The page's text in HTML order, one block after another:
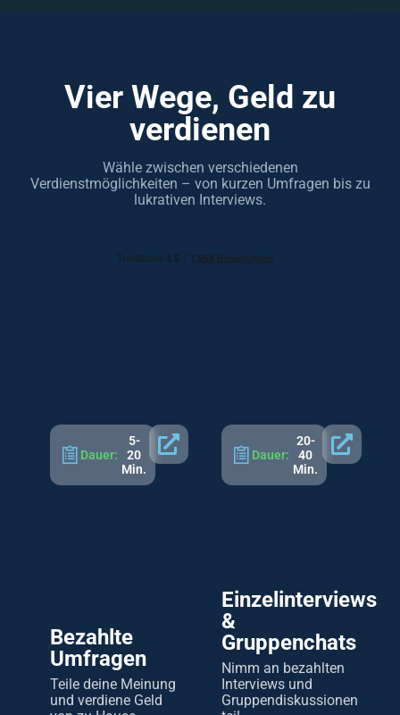
Vier Wege, Geld zu
verdienen
Wähle zwischen verschiedenen
Verdienstmöglichkeiten – von kurzen Umfragen bis zu
lukrativen Interviews.
Dauer:
5-
20
Min.
Bezahlte
Umfragen
Teile deine Meinung
und verdiene Geld
Dauer:
20-
40
Min.
Einzelinterviews
&
Gruppenchats
Nimm an bezahlten
Interviews und
Gruppendiskussionen